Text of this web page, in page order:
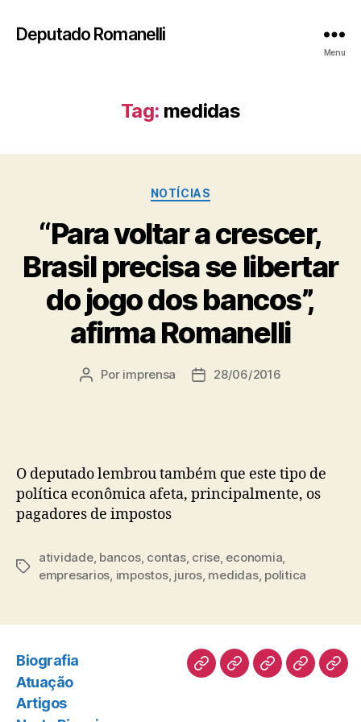
Deputado Romanelli
Menu
Tag: medidas
Categorias
NOTÍCIAS
“Para voltar a crescer,
Brasil precisa se libertar
do jogo dos bancos”,
afirma Romanelli
Autor
Por imprensa
Data28/06/2016
O deputado lembrou também que este tipo de
política econômica afeta, principalmente, os
pagadores de impostos
Tags
atividade, bancos, contas, crise, economia
empresarios impostos, juros, medidas, politica
Biografia
Atuação
Artigos
BiografiaAtuaçãoArtigosNorte